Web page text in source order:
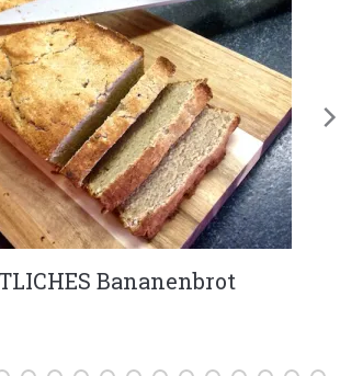
Bananenbrot